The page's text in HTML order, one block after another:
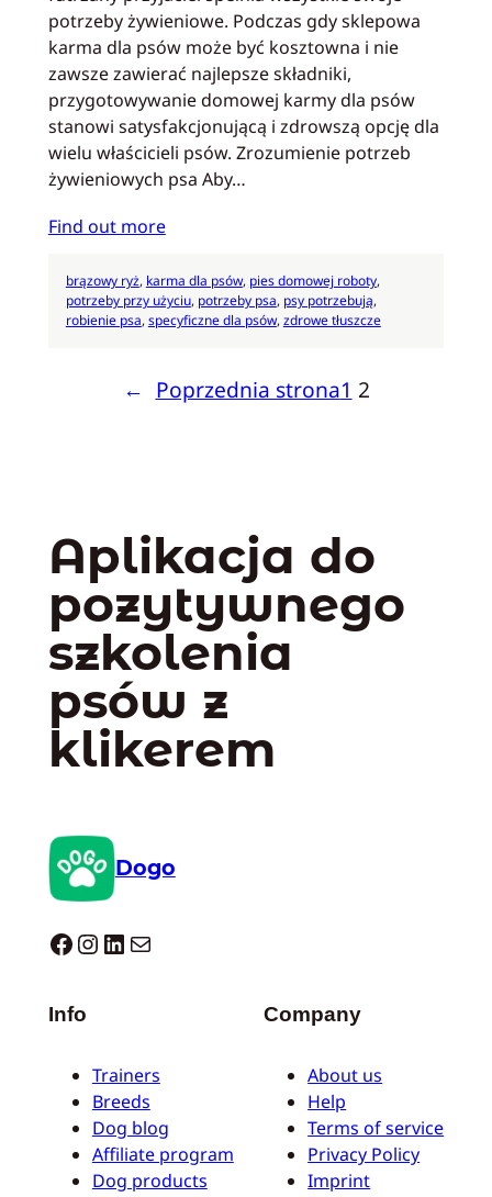
potrzeby żywieniowe. Podczas gdy sklepowa
karma dla psów może być kosztowna i nie
zawsze zawierać najlepsze składniki,
przygotowywanie domowej karmy dla psów
stanowi satysfakcjonującą i zdrowszą opcję dla
wielu właścicieli psów. Zrozumienie potrzeb
żywieniowych psa Aby…
Find out more
brązowy ryż, karma dla psów, pies domowej roboty
potrzeby przy użyciu, potrzeby psa, psy potrzebują
robienie psa, specyficzne dla psów, zdrowe tłuszcze
← Poprzednia strona1 2
Aplikacja do
pozytywnego
szkolenia
psów z
klikerem
Dogo
Dogo facebook InstagramLinkedIn Mail
Info
Trainers
Breeds
Dog blog
Affiliate program
Dog products
Company
About us
Help
Terms of service
Privacy Policy
Imprint